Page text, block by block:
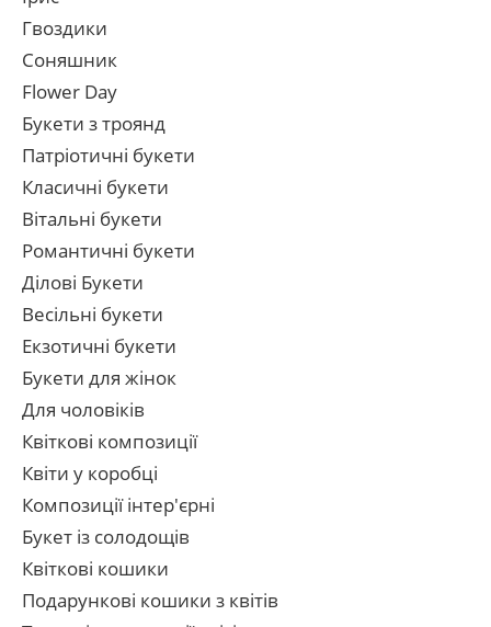
Гвоздики
Соняшник
Flower Day
Букети з троянд
Патріотичні букети
Класичні букети
Вітальні букети
Романтичні букети
Ділові Букети
Весільні букети
Екзотичні букети
Букети для жінок
Для чоловіків
Квіткові композиції
Квіти у коробці
Композиції інтер'єрні
Букет із солодощів
Квіткові кошики
Подарункові кошики з квітів